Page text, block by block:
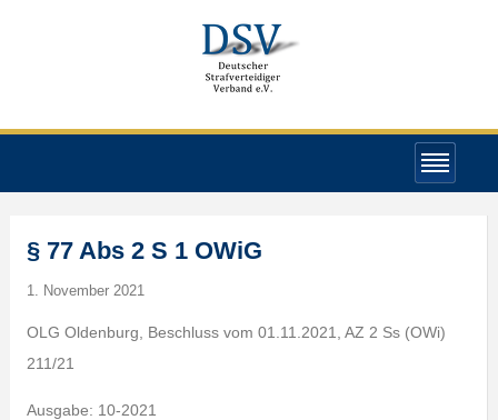
§ 77 Abs 2 S 1 OWiG
1. November 2021
OLG Oldenburg, Beschluss vom 01.11.2021, AZ 2 Ss (OWi)
211/21
Ausgabe: 10-2021